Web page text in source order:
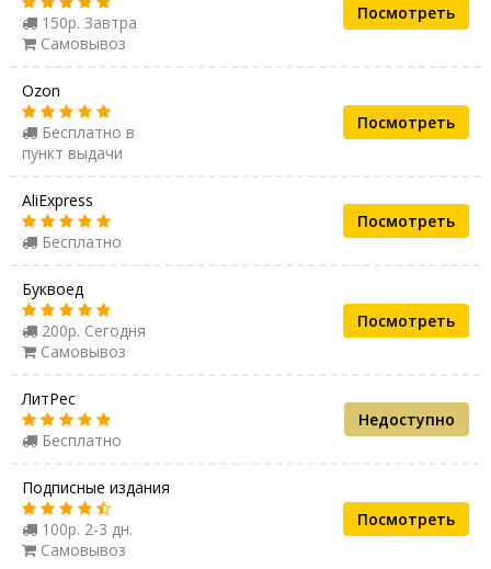
150р. Завтра
Самовывоз
Посмотреть
Ozon
Бесплатно в
пункт выдачи
Посмотреть
AliExpress
Бесплатно
Посмотреть
Буквоед
200р. Сегодня
Самовывоз
Посмотреть
ЛитРес
Бесплатно
Недоступно
Подписные издания
100р. 2-3 дн.
Самовывоз
Посмотреть